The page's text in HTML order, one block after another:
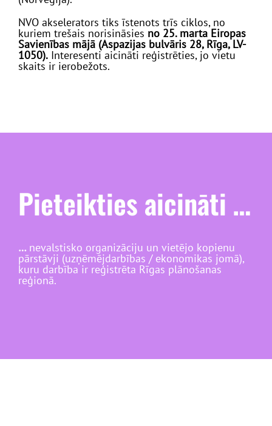
NVO akselerators tiks īstenots trīs ciklos, no
kuriem trešais norisināsies no 25. marta Eiropas
Savienības mājā (Aspazijas bulvāris 28, Rīga, LV-
1050). Interesenti aicināti reģistrēties, jo vietu
skaits ir ierobežots.
Pieteikties aicināti …
… nevalstisko organizāciju un vietējo kopienu
pārstāvji (uzņēmējdarbības / ekonomikas jomā),
kuru darbība ir reģistrēta Rīgas plānošanas
reģionā.